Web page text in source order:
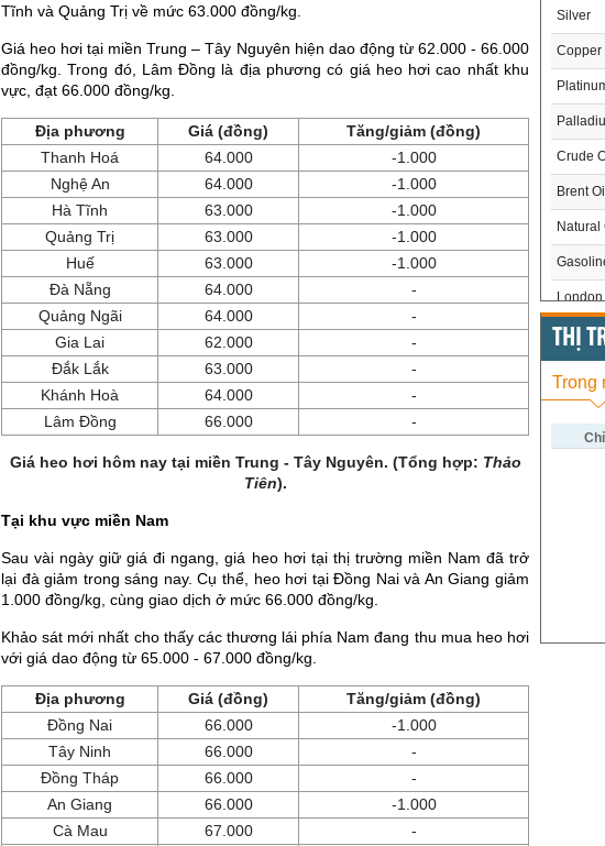
Tĩnh và Quảng Trị về mức 63.000 đồng/kg.
Giá heo hơi tại miền Trung – Tây Nguyên hiện dao động từ 62.000 - 66.000
đồng/kg. Trong đó, Lâm Đồng là địa phương có giá heo hơi cao nhất khu
vực, đạt 66.000 đồng/kg.
Địa phương Giá (đồng)
Tăng/giảm (đồng)
Thanh Hoá
64.000
-1.000
Nghệ An
64.000
-1.000
Hà Tĩnh
63.000
-1.000
Quảng Trị
63.000
-1.000
Huế
63.000
-1.000
Đà Nẵng
64.000
-
Quảng Ngãi
64.000
-
Gia Lai
62.000
-
Đắk Lắk
63.000
-
Khánh Hoà
64.000
-
Lâm Đồng
66.000 -
Giá heo hơi hôm nay tại miền Trung - Tây Nguyên. (Tổng hợp: Thảo
Tiên).
Tại khu vực miền Nam
Sau vài ngày giữ giá đi ngang, giá heo hơi tại thị trường miền Nam đã trở
lại đà giảm trong sáng nay. Cụ thể, heo hơi tại Đồng Nai và An Giang giảm
1.000 đồng/kg, cùng giao dịch ở mức 66.000 đồng/kg.
Khảo sát mới nhất cho thấy các thương lái phía Nam đang thu mua heo hơi
với giá dao động từ 65.000 - 67.000 đồng/kg.
Địa phương Giá (đồng)
Tăng/giảm (đồng)
Đồng Nai
66.000
-1.000
Tây Ninh
66.000
-
Đồng Tháp
66.000
-
An Giang
66.000
-1.000
Cà Mau
67.000
-
Silver
Copper
Crude
Brent
Natural
London
US
US
US
THỊ
Trong